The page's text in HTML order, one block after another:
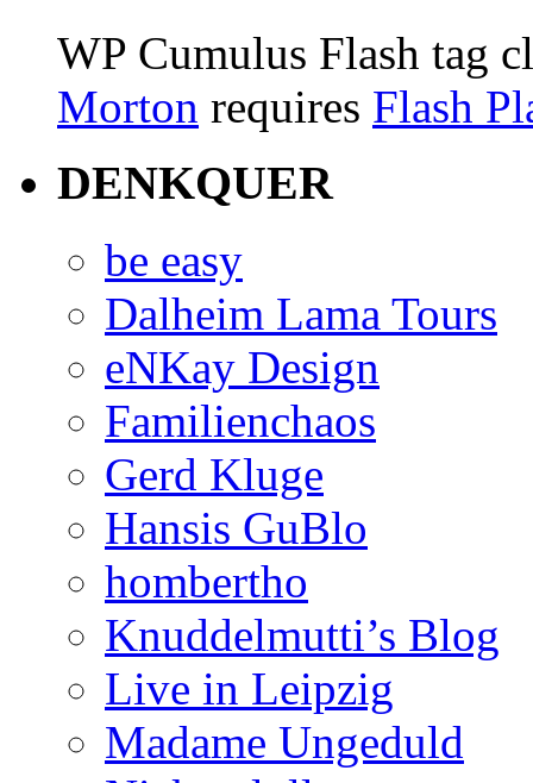
WP Cumulus Flash tag
Morton requires Flash
DENKQUER
be easy
Dalheim Lama Tours
eNKay Design
Familienchaos
Gerd Kluge
Hansis GuBlo
hombertho
Knuddelmutti’s Blog
Live in Leipzig
Madame Ungeduld